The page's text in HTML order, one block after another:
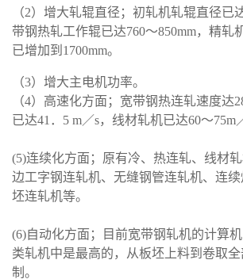
（2） 增大轧辊直径；初轧机轧辊直径已
带钢热轧工作辊已达760～850mm，精轧
已增加到1700mm。
（3）增大主电机功率。
（4）高速化方面；宽带钢热连轧速度达
已达41．5 m／s，线材轧机已达60～75m
(5)连续化方面；原有冷、热连轧、线材
边工字钢连轧机、无缝钢管连轧机、连
坯连轧机等。
(6)自动化方面；目前宽带钢轧机的计算
类轧机中是最高的，从板坯上料到卷取
制 。